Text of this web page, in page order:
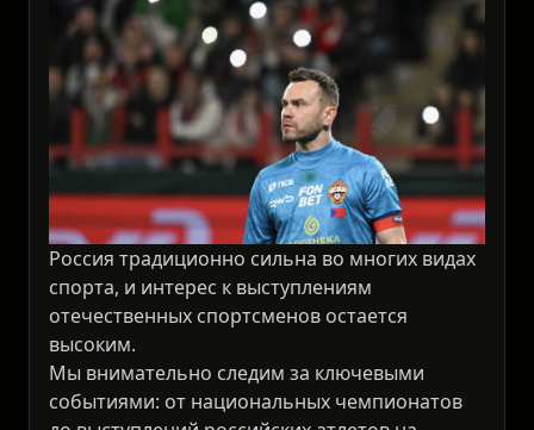
Россия традиционно сильна во многих видах
спорта, и интерес к выступлениям
отечественных спортсменов остается
высоким.
Мы внимательно следим за ключевыми
событиями: от национальных чемпионатов